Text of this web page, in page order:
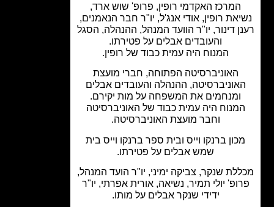
המרכז האקדמי רופין, פרופ' שוש ארד,
רופין, אודי אנג'ל, יו"ר חבר הנאמנים,
דינור, יו"ר הוועד המנהל, ההנהלה, הסגל
והעובדים אבלים על פטירתו.
המנוח היה עמית כבוד של רופין.
האוניברסיטה הפתוחה, חברי מועצת
ההנהלה והעובדים אבלים
ומנחמים את המשפחה על מות יקירם.
היה עמית כבוד של האוניברסיטה
וחבר מועצת האוניברסיטה.
ברנקו וייס ובית ספר ברנקו וייס בית
שמש אבלים על פטירתו.
שנקר, צביקה ימיני, יו"ר הועד המנהל,
יולי תמיר, נשיאה, אורית אפרתי, יו"ר
ידידי שנקר אבלים על מותו.